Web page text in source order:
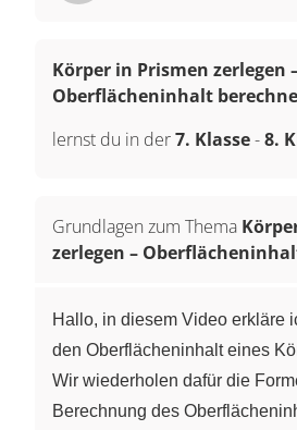
Körper in Prismen zerlegen
Oberflächeninhalt
lernst du in der7. Klasse-8.
Grundlagen zum Thema
zerlegen –
Hallo, in diesem Video erkläre
den Oberflächeninhalt eines
Wir wiederholen dafür die
Berechnung des